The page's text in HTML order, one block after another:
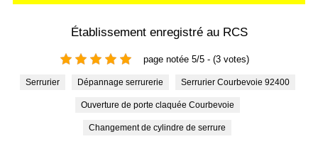
Établissement enregistré au RCS
page notée 5/5 - (3 votes)
Serrurier Dépannage serrurerie Serrurier Courbevoie 92400
Ouverture de porte claquée Courbevoie
Changement de cylindre de serrure